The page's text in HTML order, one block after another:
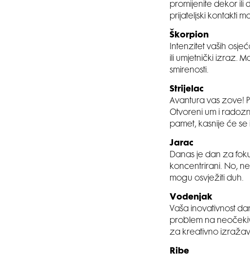
promijenite dekor ili
prijateljski kontakti
Škorpion
Intenzitet vaših
ili umjetnički izraz.
smirenosti.
Strijelac
Avantura vas zove!
Otvoreni um i
pamet, kasnije će se
Jarac
Danas je dan za
koncentrirani. No,
mogu osvježiti duh.
Vodenjak
Vaša inovativnost
problem na
za kreativno
Ribe